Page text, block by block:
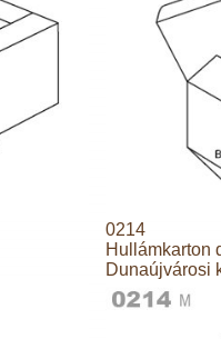
0214
Hullámkarton
Dunaújvárosi